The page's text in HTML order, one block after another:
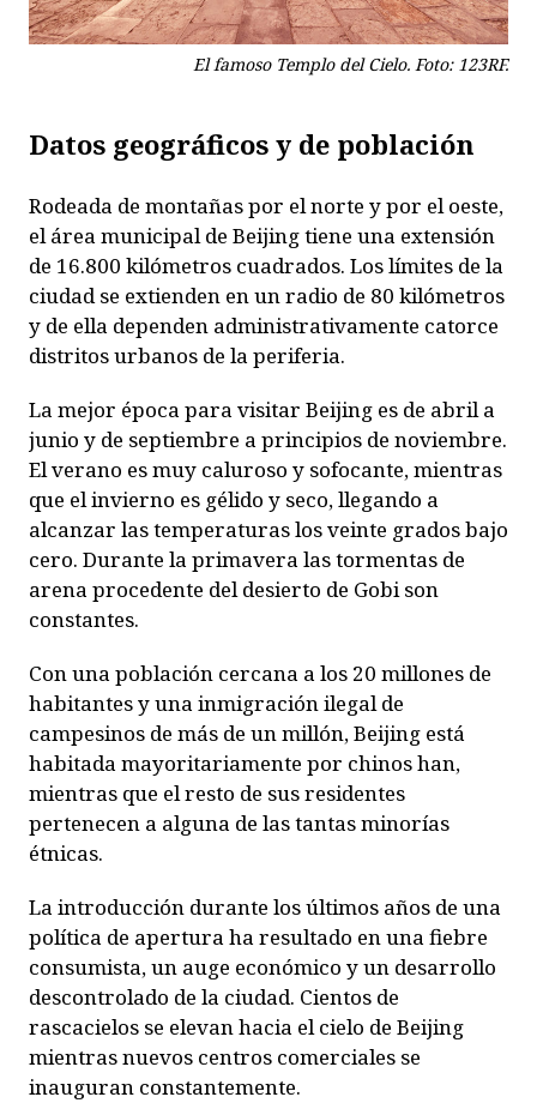
El famoso Templo del Cielo. Foto: 123RF.
Datos geográficos y de población
Rodeada de montañas por el norte y por el oeste,
el área municipal de Beijing tiene una extensión
de 16.800 kilómetros cuadrados. Los límites de la
ciudad se extienden en un radio de 80 kilómetros
y de ella dependen administrativamente catorce
distritos urbanos de la periferia.
La mejor época para visitar Beijing es de abril a
junio y de septiembre a principios de noviembre.
El verano es muy caluroso y sofocante, mientras
que el invierno es gélido y seco, llegando a
alcanzar las temperaturas los veinte grados bajo
cero. Durante la primavera las tormentas de
arena procedente del desierto de Gobi son
constantes.
Con una población cercana a los 20 millones de
habitantes y una inmigración ilegal de
campesinos de más de un millón, Beijing está
habitada mayoritariamente por chinos han,
mientras que el resto de sus residentes
pertenecen a alguna de las tantas minorías
étnicas.
La introducción durante los últimos años de una
política de apertura ha resultado en una fiebre
consumista, un auge económico y un desarrollo
descontrolado de la ciudad. Cientos de
rascacielos se elevan hacia el cielo de Beijing
mientras nuevos centros comerciales se
inauguran constantemente.